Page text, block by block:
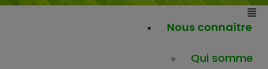
Nous connaitre
Qui somme